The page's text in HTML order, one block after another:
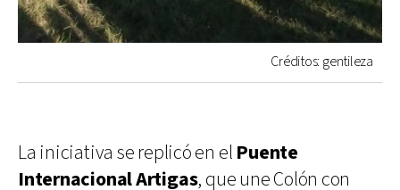
Créditos: gentileza
La iniciativa se replicó en el Puente
Internacional Artigas, que une Colón con